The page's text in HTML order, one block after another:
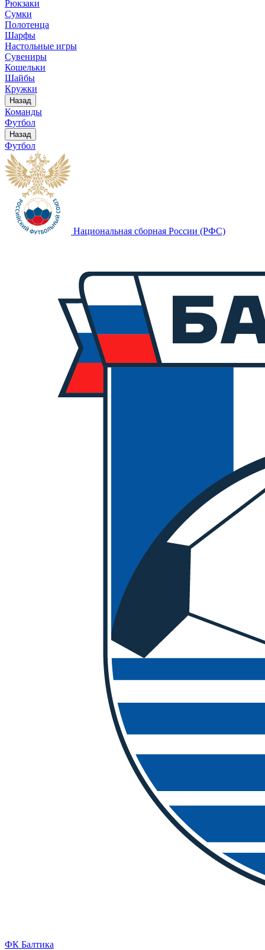
Рюкзаки
Сумки
Полотенца
Шарфы
Настольные игры
Сувениры
Кошельки
Шайбы
Кружки
Назад
Команды
Футбол
Назад
Футбол
Национальная сборная России (РФС)
ФК Балтика